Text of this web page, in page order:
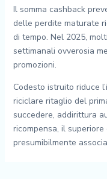
Il somma cashback
delle perdite maturate
di tempo. Nel 2025,
settimanali ovverosia
promozioni.
Codesto istruito riduce
riciclare ritaglio del
succedere, addirittura
ricompensa, il
presumibilmente